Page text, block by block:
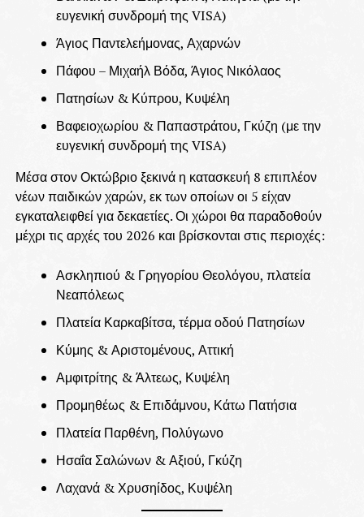
ευγενική συνδρομή της VISA)
Άγιος Παντελεήμονας, Αχαρνών
Πάφου – Μιχαήλ Βόδα, Άγιος Νικόλαος
Πατησίων & Κύπρου, Κυψέλη
Βαφειοχωρίου & Παπαστράτου, Γκύζη (με την
ευγενική συνδρομή της VISA)
Μέσα στον Οκτώβριο ξεκινά η κατασκευή 8 επιπλέον
νέων παιδικών χαρών, εκ των οποίων οι 5 είχαν
εγκαταλειφθεί για δεκαετίες. Οι χώροι θα παραδοθούν
μέχρι τις αρχές του 2026 και βρίσκονται στις περιοχές:
Ασκληπιού & Γρηγορίου Θεολόγου, πλατεία
Νεαπόλεως
Πλατεία Καρκαβίτσα, τέρμα οδού Πατησίων
Κύμης & Αριστομένους, Αττική
Αμφιτρίτης & Άλτεως, Κυψέλη
Προμηθέως & Επιδάμνου, Κάτω Πατήσια
Πλατεία Παρθένη, Πολύγωνο
Ησαΐα Σαλώνων & Αξιού, Γκύζη
Λαχανά & Χρυσηίδος, Κυψέλη